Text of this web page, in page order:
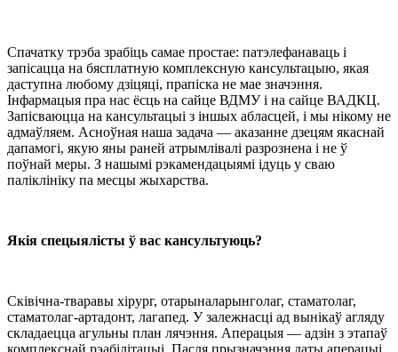
Спачатку трэба зрабіць самае простае: патэлефанаваць і
запісацца на бясплатную комплексную кансультацыю, якая
даступна любому дзіцяці, прапіска не мае значэння.
Інфармацыя пра нас ёсць на сайце ВДМУ і на сайце ВАДКЦ.
Запісваюцца на кансультацыі з іншых абласцей, і мы нікому не
адмаўляем. Асноўная наша задача — аказанне дзецям якаснай
дапамогі, якую яны раней атрымлівалі разрознена і не ў
поўнай меры. З нашымі рэкамендацыямі ідуць у сваю
паліклініку па месцы жыхарства.
Якія спецыялісты ў вас кансультуюць?
Сківічна-тваравы хірург, отарыналарынголаг, стаматолаг,
стаматолаг-артадонт, лагапед. У залежнасці ад вынікаў агляду
складаецца агульны план лячэння. Аперацыя — адзін з этапаў
комплекснай рэабілітацыі. Пасля прызначэння даты аперацыі